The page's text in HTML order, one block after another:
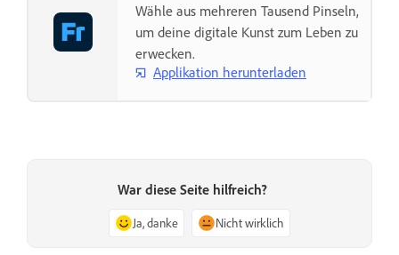
Wähle aus mehreren Tausend Pinseln,
um deine digitale Kunst zum Leben zu
erwecken.
Applikation herunterladen
War diese Seite hilfreich?
Ja, danke Nicht wirklich